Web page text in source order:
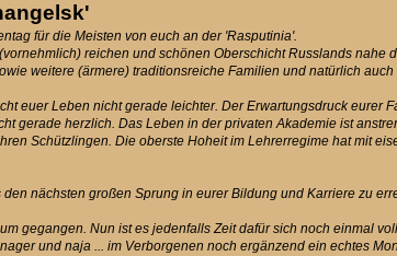
für die Meisten von euch an der 'Rasputinia'.
reichen und schönen Oberschicht Russlands nahe
weitere (ärmere) traditionsreiche Familien und natürlich
euer Leben nicht gerade leichter. Der Erwartungsdruck eurer
gerade herzlich. Das Leben in der privaten Akademie ist
Schützlingen. Die oberste Hoheit im Lehrerregime hat mit
nächsten großen Sprung in eurer Bildung und Karriere zu
gegangen. Nun ist es jedenfalls Zeit dafür sich noch einmal
und naja ... im Verborgenen noch ergänzend ein echtes